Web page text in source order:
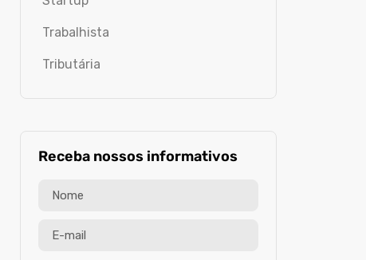
Trabalhista
Tributária
Receba nossos informativos